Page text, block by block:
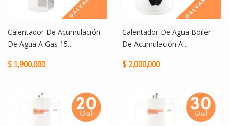
Calentador De Acumulación
De Agua A Gas 15...
$ 1,900,000
Calentador De Agua Boiler
De Acumulación A...
$ 2,000,000